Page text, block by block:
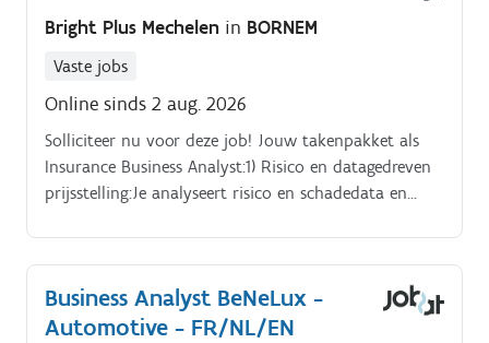
commerciële strategieën.
Bright Plus Mechelen in BORNEM
Vaste jobs
Online sinds 2 aug. 2026
Solliciteer nu voor deze job! Jouw takenpakket als
Insurance Business Analyst:1) Risico en datagedreven
prijsstelling:Je analyseert risico en schadedata en
Business Analyst BeNeLux -
Automotive - FR/NL/EN